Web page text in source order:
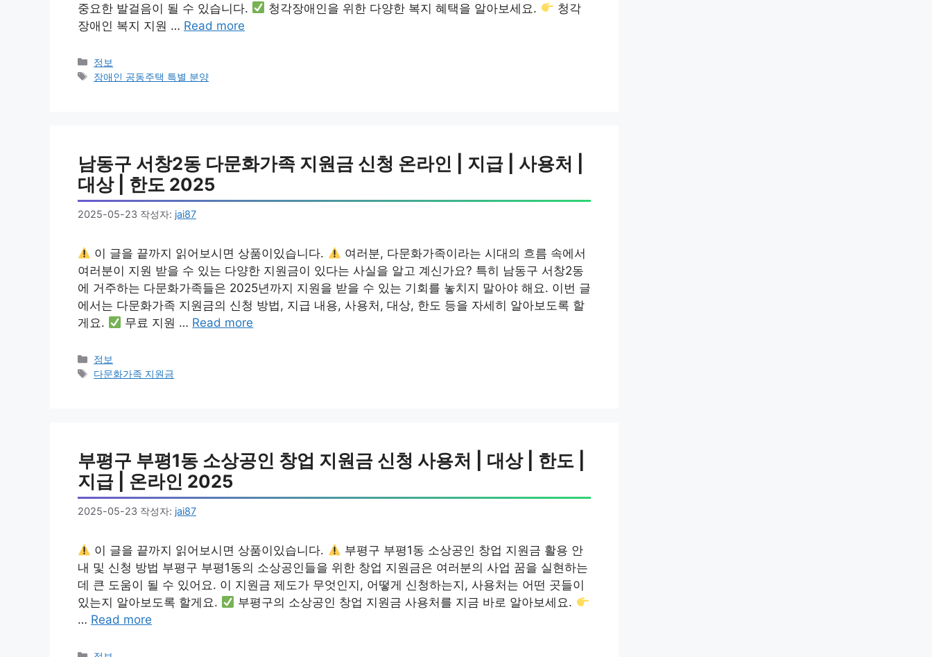
중요한 발걸음이 될 수 있습니다.
청각장애인을 위한 다양한 복지 혜택을 알아보세요.
청각
장애인 복지 지원 … Read more
카
테
정보
태
장애인 공동주택 특별 분양
남동구 서창2동 다문화가족 지원금 신청 온라인 | 지급 | 사용처 |
대상 | 한도 2025
2025-05-23 작성자: jai87
이 글을 끝까지 읽어보시면 상품이있습니다.
여러분, 다문화가족이라는 시대의 흐름 속에서
여러분이 지원 받을 수 있는 다양한 지원금이 있다는 사실을 알고 계신가요? 특히 남동구 서창2동
에 거주하는 다문화가족들은 2025년까지 지원을 받을 수 있는 기회를 놓치지 말아야 해요. 이번 글
에서는 다문화가족 지원금의 신청 방법, 지급 내용, 사용처, 대상, 한도 등을 자세히 알아보도록 할
게요.
무료 지원 … Read more
카
테
정보
태
다문화가족 지원금
부평구 부평1동 소상공인 창업 지원금 신청 사용처 | 대상 | 한도 |
지급 | 온라인 2025
2025-05-23 작성자: jai87
이 글을 끝까지 읽어보시면 상품이있습니다.
부평구 부평1동 소상공인 창업 지원금 활용 안
내 및 신청 방법 부평구 부평1동의 소상공인들을 위한 창업 지원금은 여러분의 사업 꿈을 실현하는
데 큰 도움이 될 수 있어요. 이 지원금 제도가 무엇인지, 어떻게 신청하는지, 사용처는 어떤 곳들이
있는지 알아보도록 할게요.
부평구의 소상공인 창업 지원금 사용처를 지금 바로 알아보세요.
… Read more